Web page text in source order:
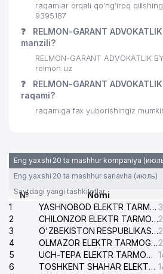
raqamlar orqali qo’ng’iroq
9395187
❓
RELMON-GARANT
manzili?
RELMON-GARANT ADVOKATLIK
relmon.uz
❓
RELMON-GARANT
raqami?
raqamiga fax yuborishingiz
Eng yaxshi 20 ta mashhur kompaniya
Eng yaxshi 20 ta mashhur sarlavha (июль)
Saytdagi yangi tashkilotlar
№
Nomi
1
YASHNOBOD ELEKTR TARMOG'I NOSOZLIKLARI XIZMATI
2
CHILONZOR ELEKTR TARMOG'I NOSOZLIK XIZMATI
3
O'ZBEKISTON RESPUBLIKASI BOSH PROKURATURASI ISHONCH TELEFONI
4
OLMAZOR ELEKTR TARMOG'I NOSOZLIKLARI XIZMATI
5
UCH-TEPA ELEKTR TARMOG'I NOSOZLIKLARI XIZMATI
6
TOSHKENT SHAHAR ELEKTR TARMOQLARI KORXONASI AJ